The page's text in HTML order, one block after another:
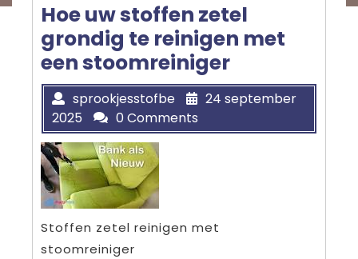
Hoe uw stoffen zetel
grondig te reinigen met
een stoomreiniger
sprookjesstofbe
24 september
2025
0 Comments
Stoffen zetel reinigen met
stoomreiniger